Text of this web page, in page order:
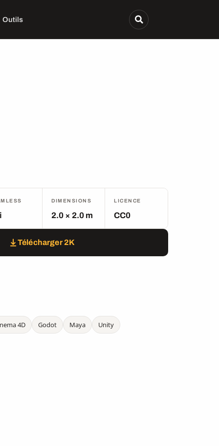
Outils
DIMENSIONS
2.0 × 2.0 m
LICENCE
CC0
Télécharger 2K
4D Godot Maya
Unity